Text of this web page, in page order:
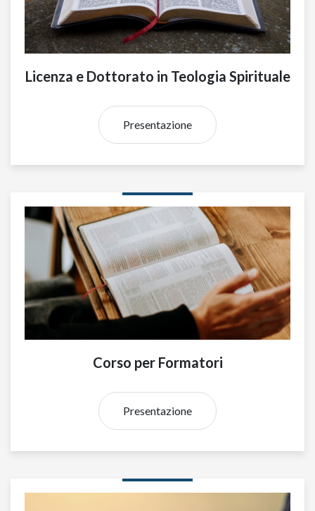
Licenza e Dottorato in Teologia Spirituale
Presentazione
Corso per Formatori
Presentazione